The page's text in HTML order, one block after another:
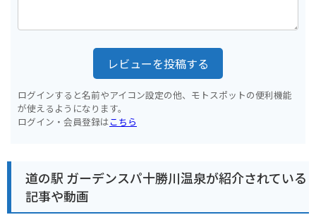
レビューを投稿する
ログインすると名前やアイコン設定の他、モトスポットの便利機能
が使えるようになります。
ログイン・会員登録はこちら
道の駅 ガーデンスパ十勝川温泉が紹介されている
記事や動画